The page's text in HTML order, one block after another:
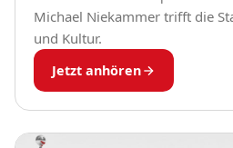
Michael Niekammer trifft die
und Kultur.
Jetzt anhören